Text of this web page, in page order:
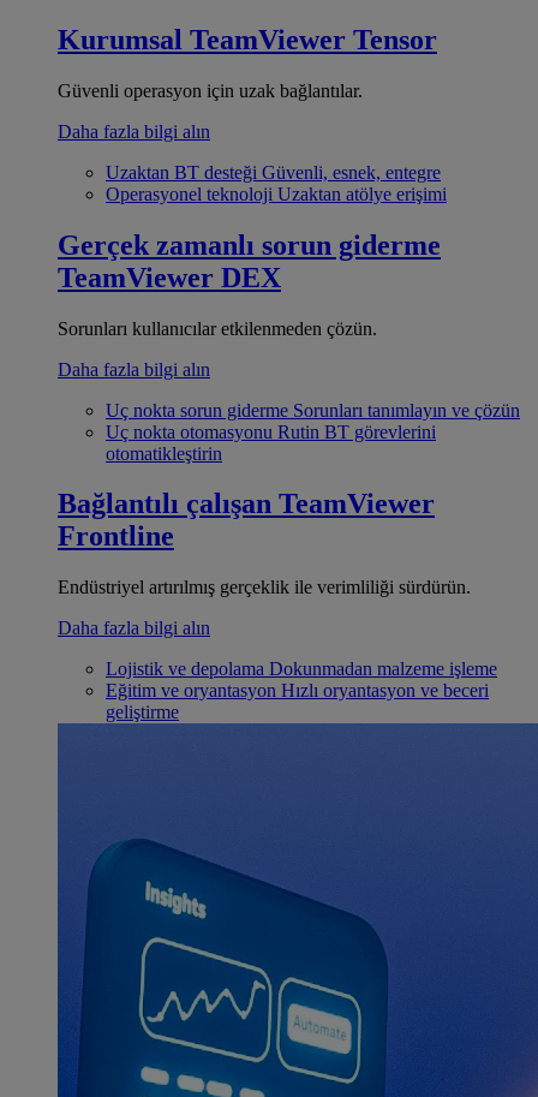
Kurumsal TeamViewer Tensor
Güvenli operasyon için uzak bağlantılar.
Daha fazla bilgi alın
Uzaktan BT desteği Güvenli, esnek, entegre
Operasyonel teknoloji Uzaktan atölye erişimi
Gerçek zamanlı sorun giderme
TeamViewer DEX
Sorunları kullanıcılar etkilenmeden çözün.
Daha fazla bilgi alın
Uç nokta sorun giderme Sorunları tanımlayın ve çözün
Uç nokta otomasyonu Rutin BT görevlerini
otomatikleştirin
Bağlantılı çalışan TeamViewer
Frontline
Endüstriyel artırılmış gerçeklik ile verimliliği sürdürün.
Daha fazla bilgi alın
Lojistik ve depolama Dokunmadan malzeme işleme
Eğitim ve oryantasyon Hızlı oryantasyon ve beceri
geliştirme